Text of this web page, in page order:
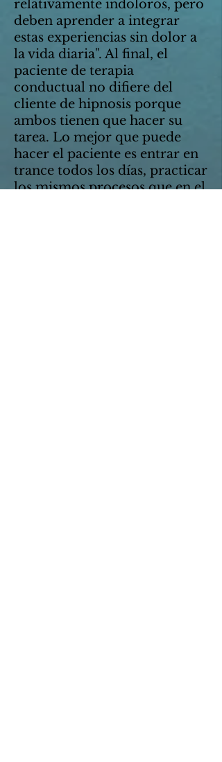
relativamente indoloros, pero
deben aprender a integrar
estas experiencias sin dolor a
la vida diaria". Al final, el
paciente de terapia
conductual no difiere del
cliente de hipnosis porque
ambos tienen que hacer su
tarea. Lo mejor que puede
hacer el paciente es entrar en
trance todos los días, practicar
los mismos procesos que en el